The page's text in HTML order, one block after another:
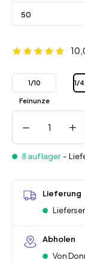
50
1/10
Feinunze
1/
8 auf lager-
Lieferung
Abholen
Von